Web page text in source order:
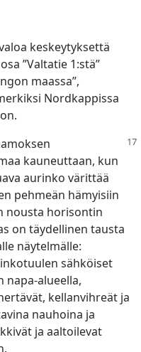
keskeytyksettä
”Valtatie 1:stä”
maassa”,
Nordkappissa
kauneuttaan, kun
aurinko värittää
pehmeän hämyisiin
nousta horisontin
on täydellinen tausta
näytelmälle:
sähköiset
napa-alueella,
kellanvihreät ja
nauhoina ja
ja aaltoilevat